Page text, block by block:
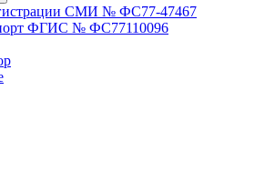
СМИ № ФС77-47467
ФГИС № ФС77110096